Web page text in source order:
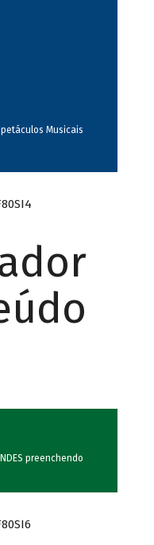
Musicais
preenchendo